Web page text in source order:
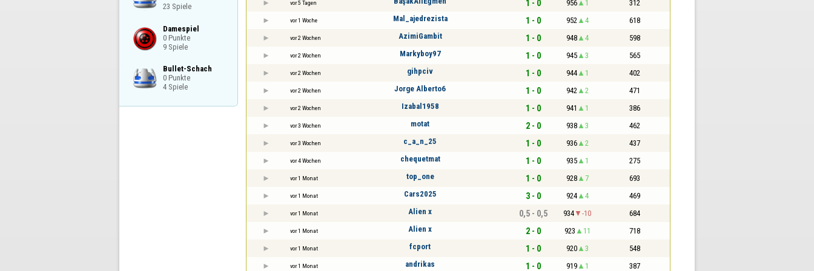
23 Spiele
Damespiel
0 Punkte
9 Spiele
Bullet-Schach
0 Punkte
4 Spiele
vor 5 Tagen 1 - 0 956 1 312
vor 1 Woche Mal_ajedrezista 1 - 0 952 4 618
vor 2 Wochen AzimiGambit 1 - 0 948 4 598
vor 2 Wochen Markyboy97 1 - 0 945 3 565
vor 2 Wochen gihpciv 1 - 0 944 1 402
vor 2 Wochen Jorge Alberto6 1 - 0 942 2 471
vor 2 Wochen Izabal1958 1 - 0 941 1 386
vor 3 Wochen motat 2 - 0 938 3 462
vor 3 Wochen c_a_n_25 1 - 0 936 2 437
vor 4 Wochen chequetmat 1 - 0 935 1 275
vor 1 Monat top_one 1 - 0 928 7 693
vor 1 Monat Cars2025 3 - 0 924 4 469
vor 1 Monat Alien x 0,5 - 0,5 934 -10 684
vor 1 Monat Alien x 2 - 0 923 11 718
vor 1 Monat fcport 1 - 0 920 3 548
vor 1 Monat andrikas 1 - 0 919 1 387